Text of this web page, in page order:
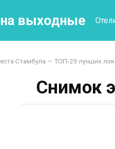
на выходные
Стамбула — ТОП-29 лучших
Снимок